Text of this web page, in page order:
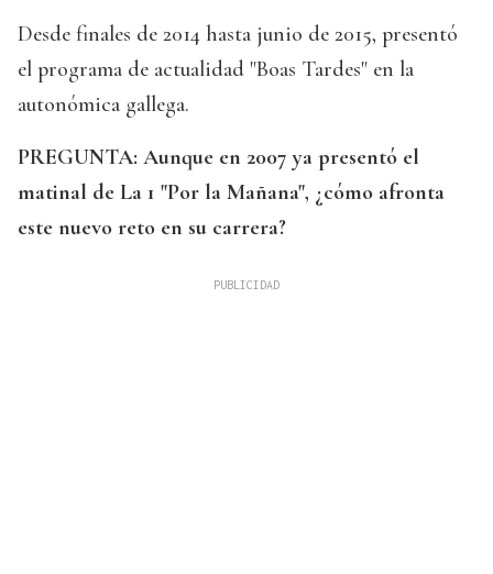
Desde finales de 2014 hasta junio de 2015, presentó
el programa de actualidad "Boas Tardes" en la
autonómica gallega.
PREGUNTA: Aunque en 2007 ya presentó el
matinal de La 1 "Por la Mañana", ¿cómo afronta
este nuevo reto en su carrera?